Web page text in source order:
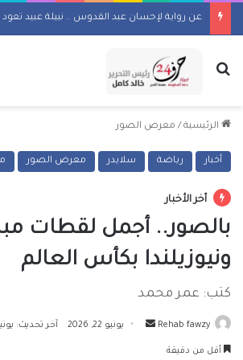
بحث عن
الرئيسية / معرض الصور
أخبار رياضة سلايدر معرض الصور
أخر الأخبار
بالصور.. أجمل لقطات
ونيوزيلندا بكأس العالم
كتب: عمر محمد
Rehab fawzy
أرسل يونيو 22, 2026 آخر تحديث: يونيو 22,
أقل من دقيقة